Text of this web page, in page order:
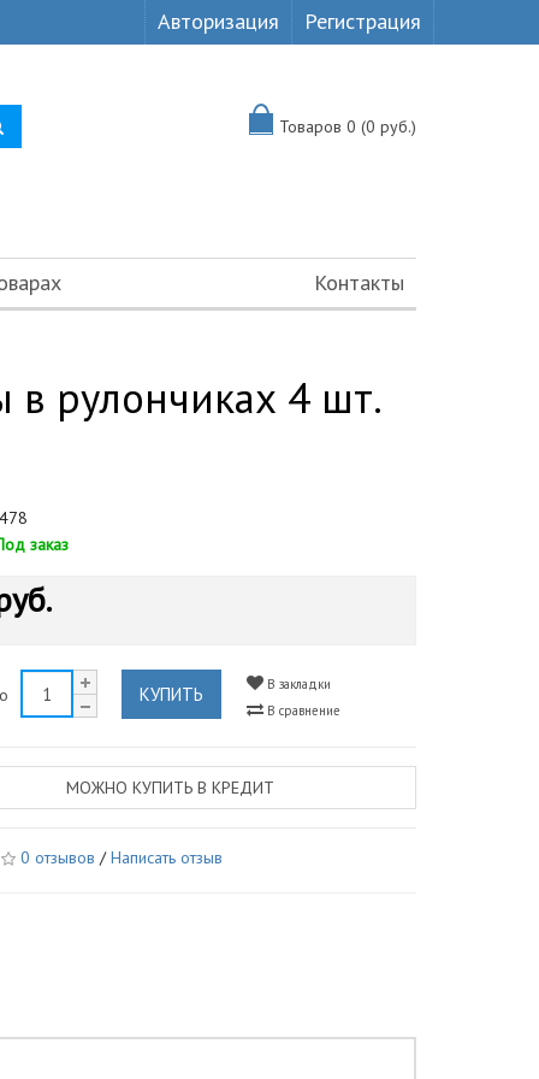
Авторизация Регистрация
Товаров 0 (0 руб.)
Контакты
рулончиках 4 шт.
заказ
КУПИТЬ
В закладки
В сравнение
МОЖНО КУПИТЬ В КРЕДИТ
0 отзывов /Написать отзыв